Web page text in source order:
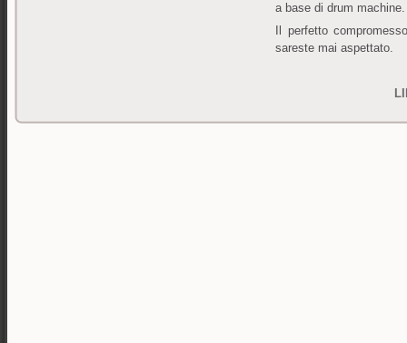
a base di drum machine.
Il perfetto
sareste mai aspettato.